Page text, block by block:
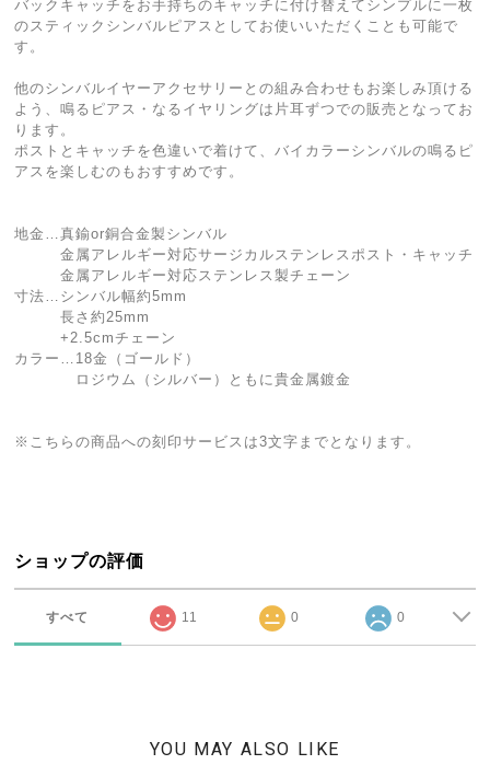
バックキャッチをお手持ちのキャッチに付け替えてシンプルに一枚
のスティックシンバルピアスとしてお使いいただくことも可能で
す。
他のシンバルイヤーアクセサリーとの組み合わせもお楽しみ頂ける
よう、鳴るピアス・なるイヤリングは片耳ずつでの販売となってお
ります。
ポストとキャッチを色違いで着けて、バイカラーシンバルの鳴るピ
アスを楽しむのもおすすめです。
地金…真鍮or銅合金製シンバル
金属アレルギー対応サージカルステンレスポスト・キャッチ
金属アレルギー対応ステンレス製チェーン
寸法…シンバル幅約5mm
長さ約25mm
+2.5cmチェーン
カラー…18金（ゴールド）
ロジウム（シルバー）ともに貴金属鍍金
※こちらの商品への刻印サービスは3文字までとなります。
ショップの評価
すべて 11 0 0
YOU MAY ALSO LIKE